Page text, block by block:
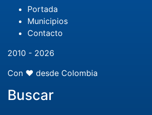
Portada
Municipios
Contacto
2010 - 2026
Con ❤️ desde Colombia
Buscar